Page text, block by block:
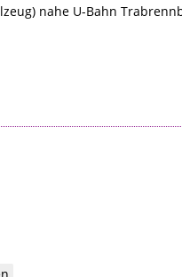
nahe U-Bahn